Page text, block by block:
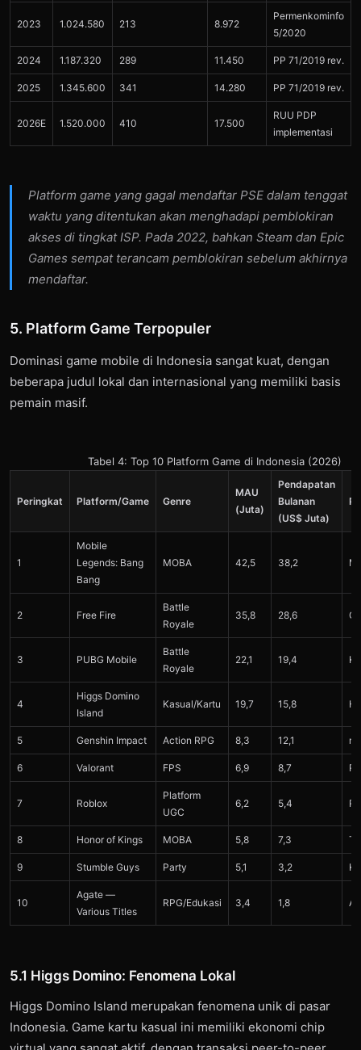
2023 1.024.580 213 8.972
Permenkominfo
5/2020
2024 1.187.320 289 11.450 PP 71/2019 rev.
2025 1.345.600 341 14.280 PP 71/2019 rev.
2026E 1.520.000 410 17.500
RUU PDP
implementasi
Platform game yang gagal mendaftar PSE dalam tenggat
waktu yang ditentukan akan menghadapi pemblokiran
akses di tingkat ISP. Pada 2022, bahkan Steam dan Epic
Games sempat terancam pemblokiran sebelum akhirnya
mendaftar.
5. Platform Game Terpopuler
Dominasi game mobile di Indonesia sangat kuat, dengan
beberapa judul lokal dan internasional yang memiliki basis
pemain masif.
Tabel 4: Top 10 Platform Game di Indonesia (2026)
Peringkat Platform/Game Genre
MAU
(Juta)
Pendapatan
Bulanan
(US$ Juta)
1
Mobile
Legends: Bang
Bang
MOBA 42,5 38,2
2 Free Fire
Battle
Royale
35,8 28,6
3 PUBG Mobile
Battle
Royale
22,1 19,4
4
Higgs Domino
Island
Kasual/Kartu 19,7 15,8
5 Genshin Impact Action RPG 8,3 12,1
6 Valorant FPS 6,9 8,7
7 Roblox
Platform
UGC
6,2 5,4
8 Honor of Kings MOBA 5,8 7,3
9 Stumble Guys Party 5,1 3,2
10
Agate —
Various Titles
RPG/Edukasi 3,4 1,8
5.1 Higgs Domino: Fenomena Lokal
Higgs Domino Island merupakan fenomena unik di pasar
Indonesia. Game kartu kasual ini memiliki ekonomi chip